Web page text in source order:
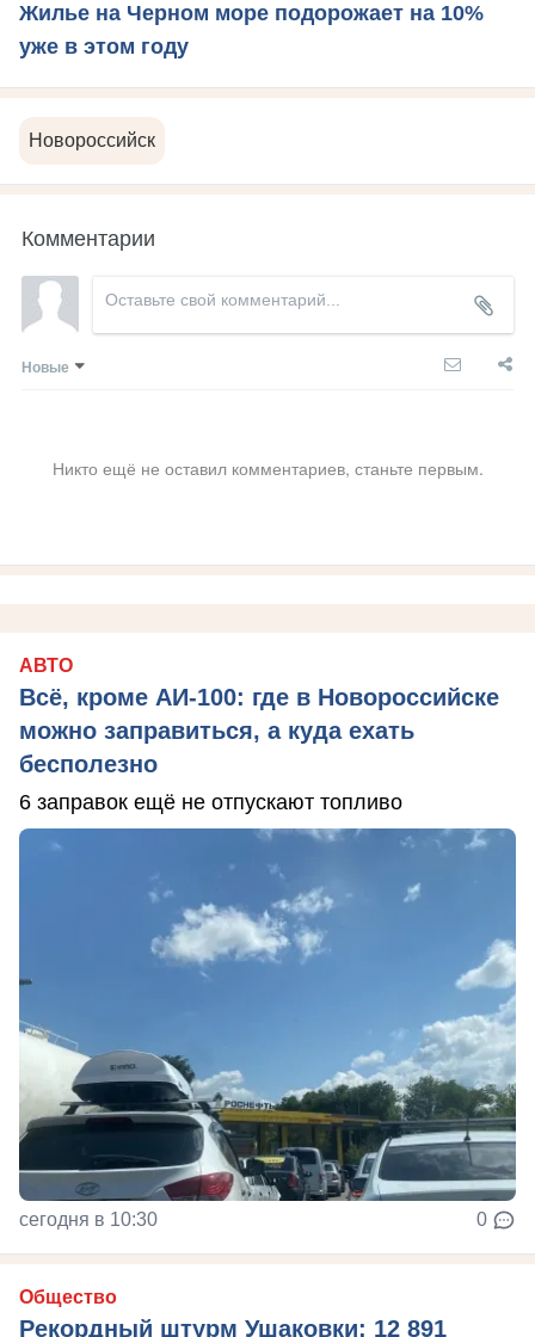
Жилье на Черном море подорожает на 10%
уже в этом году
Новороссийск
Комментарии
Новые
Никто ещё не оставил комментариев, станьте первым.
АВТО
Всё, кроме АИ-100: где в Новороссийске
можно заправиться, а куда ехать
бесполезно
6 заправок ещё не отпускают топливо
сегодня в 10:30 0
Общество
Рекордный штурм Ушаковки: 12 891